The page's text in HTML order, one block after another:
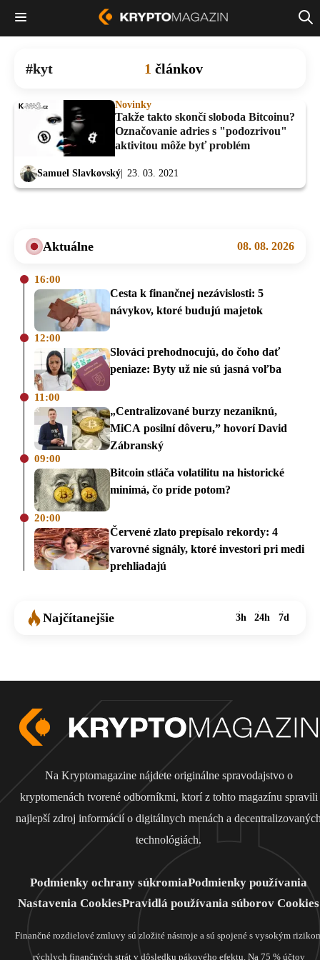
kyt 1 článkov
Novinky
Takže takto skončí sloboda Bitcoinu?
Označovanie adries s "podozrivou"
aktivitou môže byť problém
Samuel Slavkovský 23. 03. 2021
Aktuálne 08. 08. 2026
16:00
Cesta k finančnej nezávislosti: 5
návykov, ktoré budujú majetok
12:00
Slováci prehodnocujú, do čoho dať
peniaze: Byty už nie sú jasná voľba
11:00
„Centralizované burzy nezaniknú,
MiCA posilní dôveru,” hovorí David
Zábranský
09:00
Bitcoin stláča volatilitu na historické
minimá, čo príde potom?
20:00
Červené zlato prepísalo rekordy: 4
varovné signály, ktoré investori pri medi
prehliadajú
Najčítanejšie 3h 24h 7d
Na Kryptomagazine nájdete originálne spravodajstvo o
kryptomenách tvorené odborníkmi, ktorí z tohto magazínu spravili
najlepší zdroj informácií o digitálnych menách a
technológiách.
Podmienky ochrany súkromiaPodmienky používania
Nastavenia CookiesPravidlá používania súborov Cookies
Finančné rozdielové zmluvy sú zložité nástroje a sú spojené s vysokým
rýchlych finančných strát v dôsledku pákového efektu. Na 75 % účtov